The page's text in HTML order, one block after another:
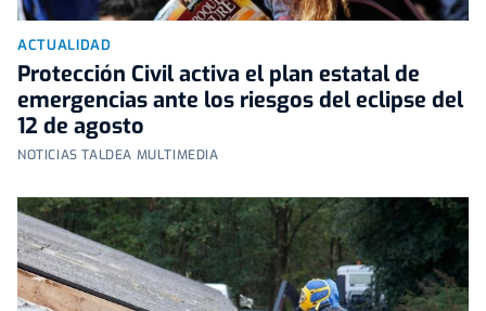
ACTUALIDAD
Protección Civil activa el plan estatal de
emergencias ante los riesgos del eclipse del
12 de agosto
NOTICIAS TALDEA MULTIMEDIA